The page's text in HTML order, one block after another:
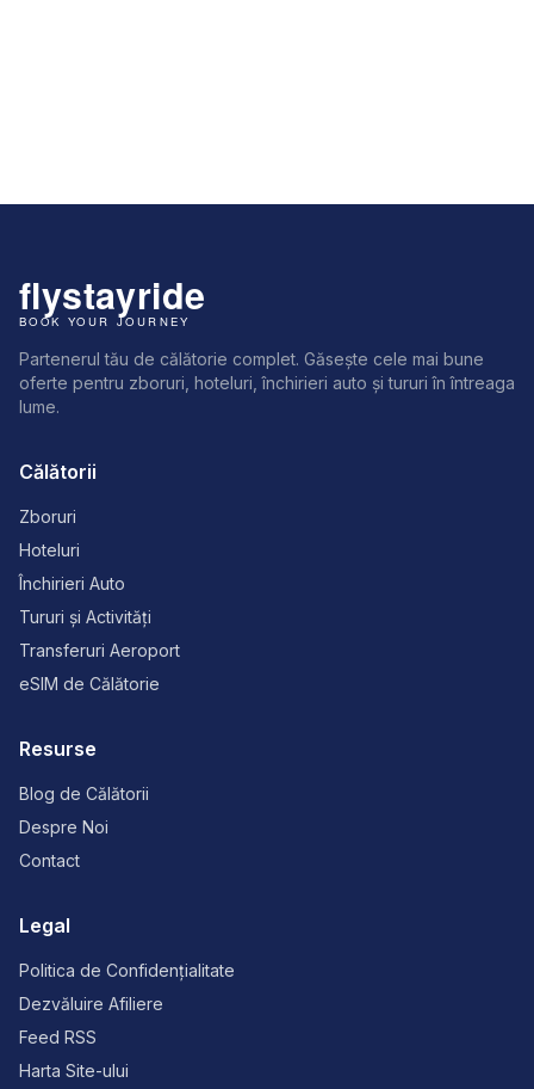
Partenerul tău de călătorie complet. Găsește cele mai bune
oferte pentru zboruri, hoteluri, închirieri auto și tururi în întreaga
lume.
Călătorii
Zboruri
Hoteluri
Închirieri Auto
Tururi și Activități
Transferuri Aeroport
eSIM de Călătorie
Resurse
Blog de Călătorii
Despre Noi
Contact
Legal
Politica de Confidențialitate
Dezvăluire Afiliere
Feed RSS
Harta Site-ului